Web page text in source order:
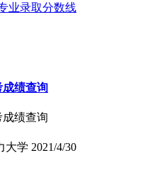
业录取分数线
成绩查询
成绩查询
大学 2021/4/30